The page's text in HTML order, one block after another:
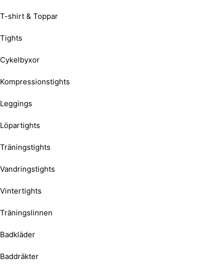
T-shirt & Toppar
Tights
Cykelbyxor
Kompressionstights
Leggings
Löpartights
Träningstights
Vandringstights
Vintertights
Träningslinnen
Badkläder
Baddräkter